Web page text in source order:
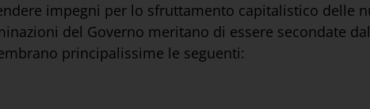
impegni per lo sfruttamento capitalistico delle
del Governo meritano di essere secondate
principalissime le seguenti: